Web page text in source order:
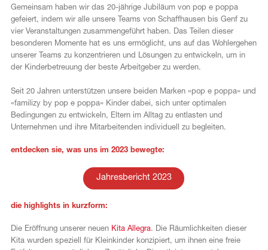
Gemeinsam haben wir das 20-jährige Jubiläum von pop e poppa
gefeiert, indem wir alle unsere Teams von Schaffhausen bis Genf zu
vier Veranstaltungen zusammengeführt haben. Das Teilen dieser
besonderen Momente hat es uns ermöglicht, uns auf das Wohlergehen
unserer Teams zu konzentrieren und Lösungen zu entwickeln, um in
der Kinderbetreuung der beste Arbeitgeber zu werden.
Seit 20 Jahren unterstützen unsere beiden Marken «pop e poppa» und
«familizy by pop e poppa» Kinder dabei, sich unter optimalen
Bedingungen zu entwickeln, Eltern im Alltag zu entlasten und
Unternehmen und ihre Mitarbeitenden individuell zu begleiten.
entdecken sie, was uns im 2023 bewegte:
Jahresbericht 2023
die highlights in kurzform:
Die Eröffnung unserer neuen Kita Allegra. Die Räumlichkeiten dieser
Kita wurden speziell für Kleinkinder konzipiert, um ihnen eine freie